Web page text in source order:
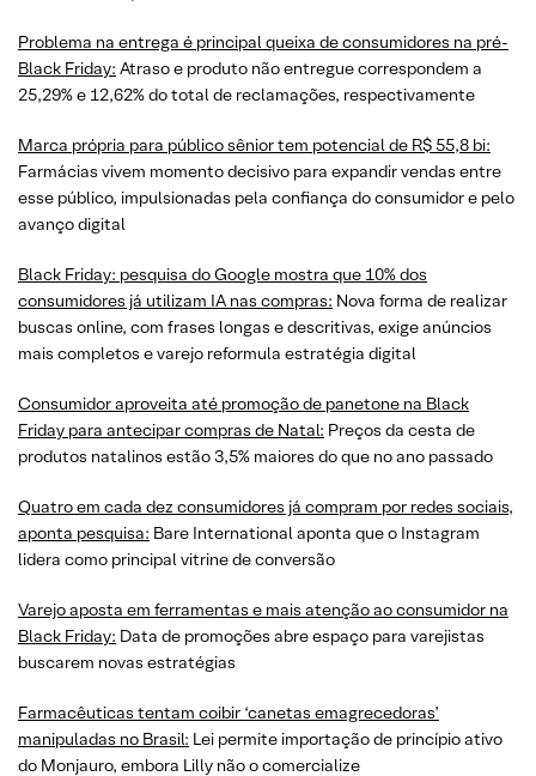
Problema na entrega é principal queixa de consumidores na pré-
Black Friday: Atraso e produto não entregue correspondem a
25,29% e 12,62% do total de reclamações, respectivamente
Marca própria para público sênior tem potencial de R$ 55,8 bi:
Farmácias vivem momento decisivo para expandir vendas entre
esse público, impulsionadas pela confiança do consumidor e pelo
avanço digital
Black Friday: pesquisa do Google mostra que 10% dos
consumidores já utilizam IA nas compras: Nova forma de realizar
buscas online, com frases longas e descritivas, exige anúncios
mais completos e varejo reformula estratégia digital
Consumidor aproveita até promoção de panetone na Black
Friday para antecipar compras de Natal: Preços da cesta de
produtos natalinos estão 3,5% maiores do que no ano passado
Quatro em cada dez consumidores já compram por redes sociais,
aponta pesquisa: Bare International aponta que o Instagram
lidera como principal vitrine de conversão
Varejo aposta em ferramentas e mais atenção ao consumidor na
Black Friday: Data de promoções abre espaço para varejistas
buscarem novas estratégias
Farmacêuticas tentam coibir ‘canetas emagrecedoras’
manipuladas no Brasil: Lei permite importação de princípio ativo
do Monjauro, embora Lilly não o comercialize